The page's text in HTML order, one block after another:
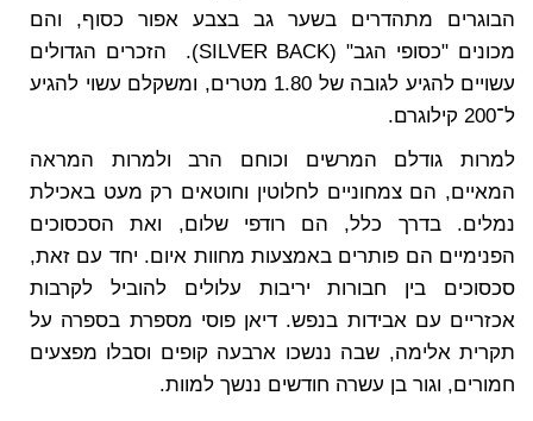
הבוגרים מתהדרים בשער גב בצבע אפור כסוף, והם
מכונים "כסופי הגב" (SILVER BACK). הזכרים הגדולים
עשויים להגיע לגובה של 1.80 מטרים, ומשקלם עשוי להגיע
ל־200 קילוגרם.
למרות גודלם המרשים וכוחם הרב ולמרות המראה
המאיים, הם צמחוניים לחלוטין וחוטאים רק מעט באכילת
נמלים. בדרך כלל, הם רודפי שלום, ואת הסכסוכים
הפנימיים הם פותרים באמצעות מחוות איום. יחד עם זאת,
סכסוכים בין חבורות יריבות עלולים להוביל לקרבות
אכזריים עם אבידות בנפש. דיאן פוסי מספרת בספרה על
תקרית אלימה, שבה ננשכו ארבעה קופים וסבלו מפצעים
חמורים, וגור בן עשרה חודשים ננשך למוות.